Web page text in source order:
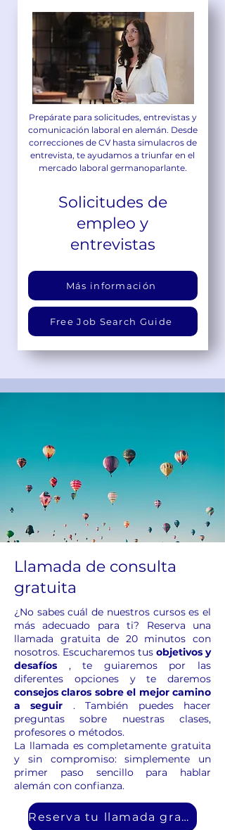
Prepárate para solicitudes, entrevistas y
comunicación laboral en alemán. Desde
correcciones de CV hasta simulacros de
entrevista, te ayudamos a triunfar en el
mercado laboral germanoparlante.
Solicitudes de
empleo y
entrevistas
Más información
Free Job Search Guide
Llamada de consulta
gratuita
¿No sabes cuál de nuestros cursos es el
más adecuado para ti? Reserva una
llamada gratuita de 20 minutos con
nosotros. Escucharemos tus objetivos y
desafíos , te guiaremos por las
diferentes opciones y te daremos
consejos claros sobre el mejor camino
a seguir . También puedes hacer
preguntas sobre nuestras clases,
profesores o métodos.
La llamada es completamente gratuita
y sin compromiso: simplemente un
primer paso sencillo para hablar
alemán con confianza.
Reserva tu llamada gratuita